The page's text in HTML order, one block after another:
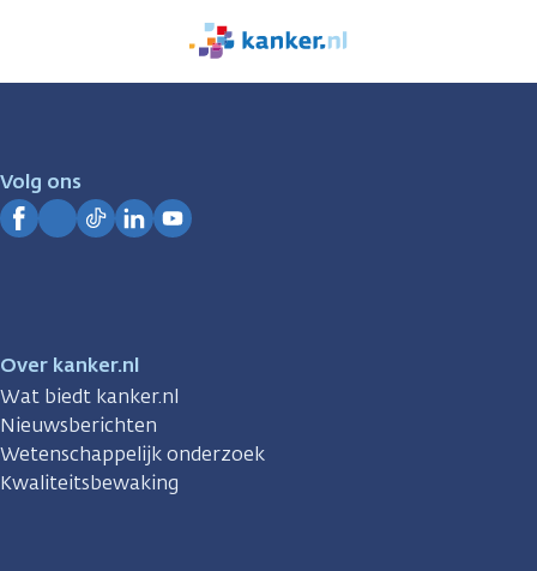
We
zijn
Volg ons
Over kanker.nl
Wat biedt kanker.nl
Nieuwsberichten
Wetenschappelijk onderzoek
Kwaliteitsbewaking